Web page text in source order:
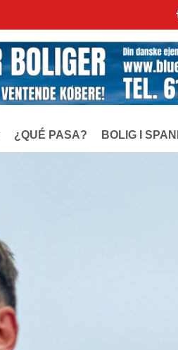
¿QUÉ PASA? BOLIG I